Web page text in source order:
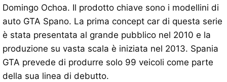
Domingo Ochoa. Il prodotto chiave sono i modellini di
auto GTA Spano. La prima concept car di questa serie
è stata presentata al grande pubblico nel 2010 e la
produzione su vasta scala è iniziata nel 2013. Spania
GTA prevede di produrre solo 99 veicoli come parte
della sua linea di debutto.